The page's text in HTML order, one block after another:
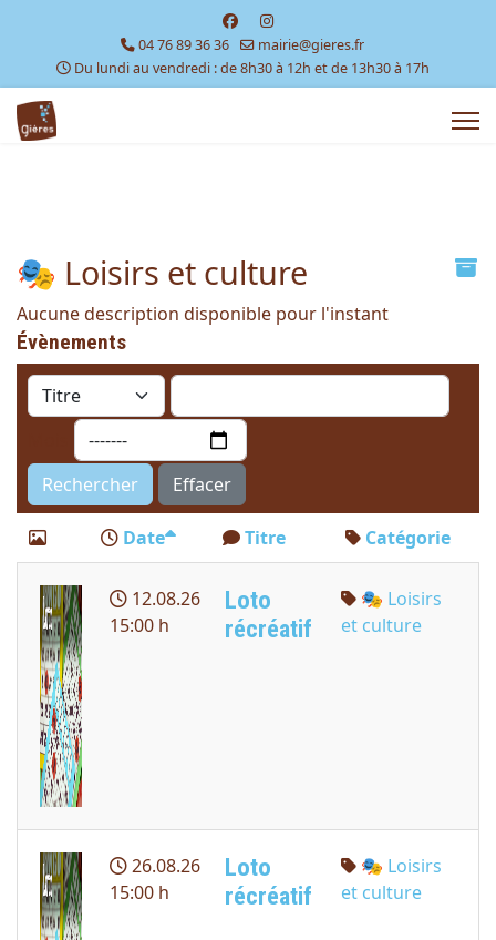
04 76 89 36 36
mairie@gieres.fr
Du lundi au vendredi : de 8h30 à 12h et de 13h30 à 17h
🎭 Loisirs et culture
Aucune description disponible pour l'instant
Évènements
Rechercher
Effacer
Date Titre Catégorie
12.08.26
15:00 h
Loto
récréatif
🎭 Loisirs
et culture
26.08.26
15:00 h
Loto
récréatif
🎭 Loisirs
et culture